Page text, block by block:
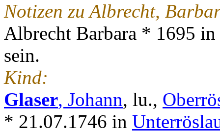
Notizen zu Albrecht,
Albrecht Barbara * 1695
sein.
Kind:
Glaser, Johann, lu.,
* 21.07.1746 in